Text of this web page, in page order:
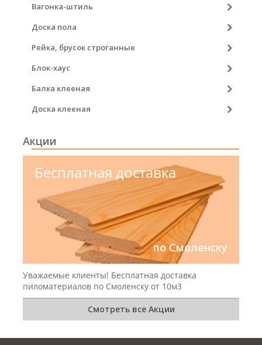
Вагонка-штиль
Доска пола
Рейка, брусок строганные
Блок-хаус
Балка клееная
Доска клееная
Акции
Бесплатная доставка
по Смоленску
Уважаемые клиенты! Бесплатная доставка
пиломатериалов по Смоленску от 10м3
Смотреть все Акции